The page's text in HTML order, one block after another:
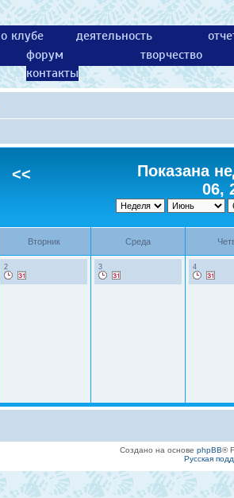
о клубе деятельность
форум
творчество
контакты
<<
Показана
06,
Вторник Среда
2 3 4
Создано на основе phpBB®
Русская